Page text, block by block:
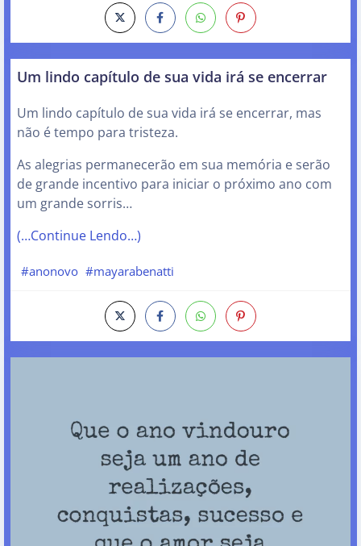
Um lindo capítulo de sua vida irá se encerrar
Um lindo capítulo de sua vida irá se encerrar, mas
não é tempo para tristeza.
As alegrias permanecerão em sua memória e serão
de grande incentivo para iniciar o próximo ano com
um grande sorris…
(…Continue Lendo…)
#anonovo #mayarabenatti